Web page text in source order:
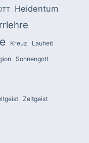
Heidentum
Kreuz Lauheit
Sonnengott
Zeitgeist